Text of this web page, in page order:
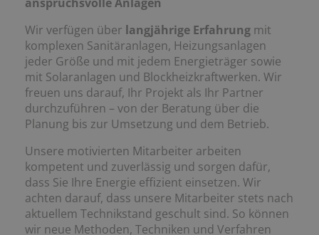
Wir verfügen über langjährige Erfahrung mit
komplexen Sanitäranlagen, Heizungsanlagen
jeder Größe und mit jedem Energieträger sowie
mit Solaranlagen und Blockheizkraftwerken. Wir
freuen uns darauf, Ihr Projekt als Ihr Partner
durchzuführen – von der Beratung über die
Planung bis zur Umsetzung und dem Betrieb.
Unsere motivierten Mitarbeiter arbeiten
kompetent und zuverlässig und sorgen dafür,
dass Sie Ihre Energie effizient einsetzen. Wir
achten darauf, dass unsere Mitarbeiter stets nach
aktuellem Technikstand geschult sind. So können
wir neue Methoden, Techniken und Verfahren